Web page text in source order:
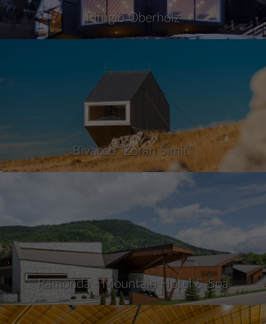
Rifugio Oberholz
Bivacco "Zoran Šimić"
Ramonda - Mountain Hotel & Spa